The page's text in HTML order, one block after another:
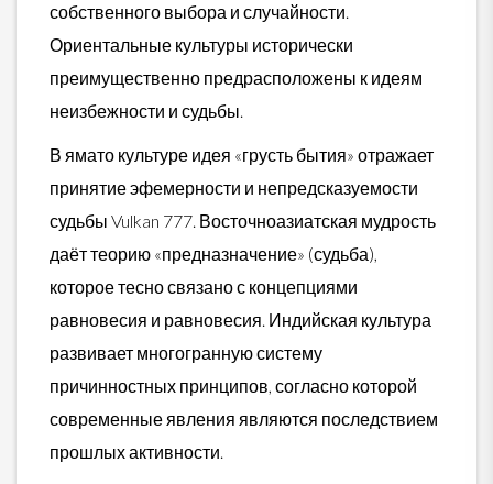
собственного выбора и случайности.
Ориентальные культуры исторически
преимущественно предрасположены к идеям
неизбежности и судьбы.
В ямато культуре идея «грусть бытия» отражает
принятие эфемерности и непредсказуемости
судьбы Vulkan 777. Восточноазиатская мудрость
даёт теорию «предназначение» (судьба),
которое тесно связано с концепциями
равновесия и равновесия. Индийская культура
развивает многогранную систему
причинностных принципов, согласно которой
современные явления являются последствием
прошлых активности.